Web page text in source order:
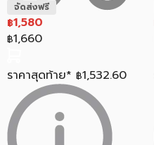
จัดส่งฟรี
฿1,580
฿1,660
ราคาสุดท้าย* ฿1,532.60